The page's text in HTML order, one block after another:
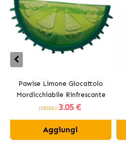
Pawise Limone Giocattolo
Mordicchiabile Rinfrescante
per Cani 12 cm
(DESDE) 3.05 €
Aggiungi